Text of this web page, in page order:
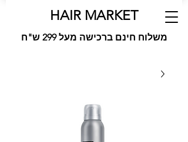
HAIR MARKET
משלוח חינם ברכישה מעל 299 ש"ח